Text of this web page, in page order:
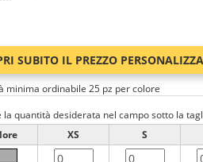
SUBITO IL PREZZO
minima ordinabile 25 pz per colore
la quantità desiderata nel campo sotto la
XS S